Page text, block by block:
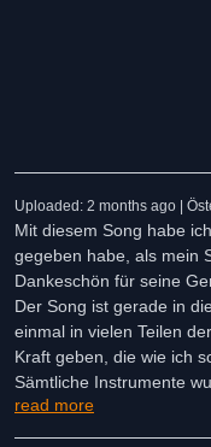
Uploaded: 2 months ago |
Mit diesem Song habe
gegeben habe, als mein
Dankeschön für seine
Der Song ist gerade in
einmal in vielen Teilen
Kraft geben, die wie ich
Sämtliche Instrumente
eingespielt. Mein Sohn
Das Video ist ein Mix
read more